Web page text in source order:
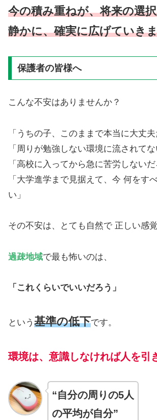
今の積み重ねが、将来の選
静かに、確実に広げていき
保護者の皆様へ
こんな不安はありませんか？
「うちの子、このままで本当に大丈夫
「周りが勉強しない環境に流されてな
「高校に入ってから急に苦労しないだ
「大学進学まで見据えて、今 何をす
い」
その不安は、とても自然で 正しい感覚
過疎地域で最も怖いのは、
「これくらいでいいだろう」
という 基準の低下です。
環境は、意識しなければ人を引
“自分の周りの5人
の平均が自分”